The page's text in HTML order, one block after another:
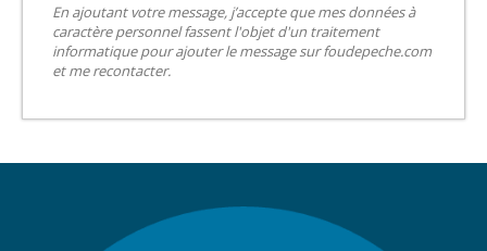
En ajoutant votre message, j’accepte que mes données à
caractère personnel fassent l'objet d'un traitement
informatique pour ajouter le message sur foudepeche.com
et me recontacter.